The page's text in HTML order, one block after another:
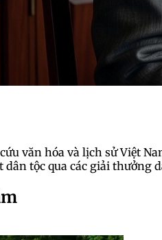
văn hóa và lịch sử Việt
dân tộc qua các giải thưởng